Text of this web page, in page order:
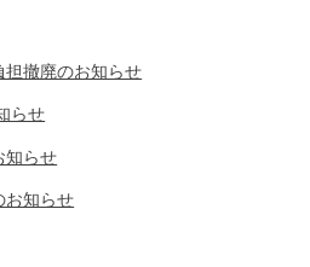
担撤廃のお知らせ
らせ
知らせ
お知らせ